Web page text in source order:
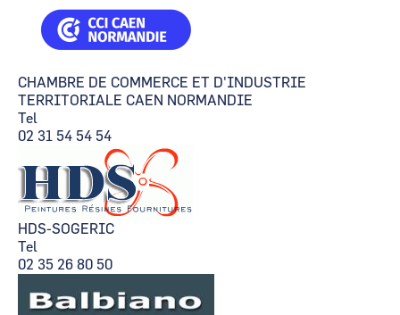
CHAMBRE DE COMMERCE ET D'INDUSTRIE
TERRITORIALE CAEN NORMANDIE
Tel
02 31 54 54 54
HDS-SOGERIC
Tel
02 35 26 80 50